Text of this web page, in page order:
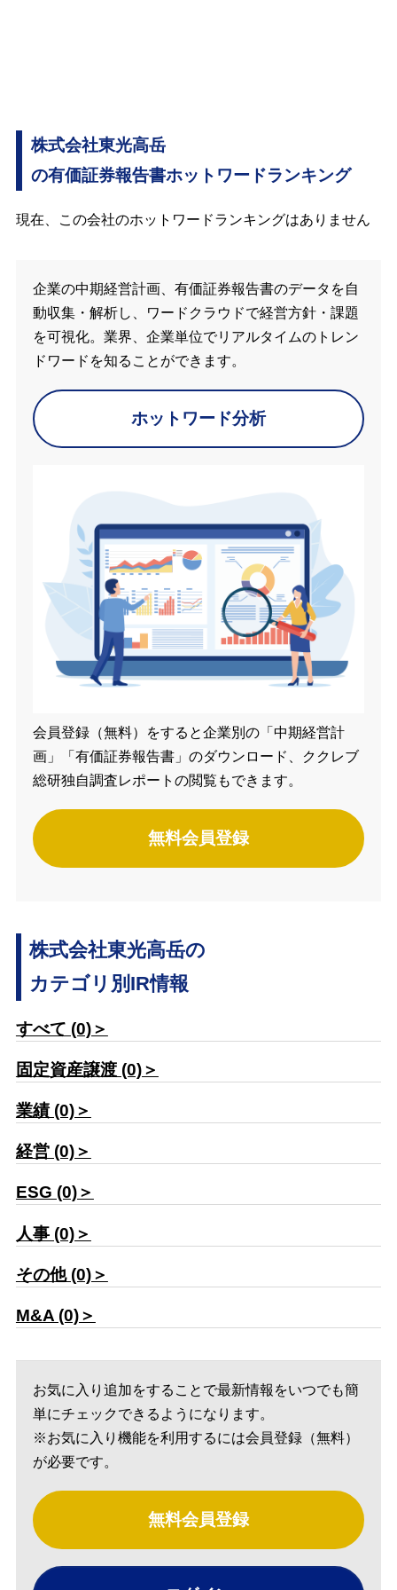
株式会社東光高岳
の有価証券報告書ホットワードランキング
現在、この会社のホットワードランキングはありません
企業の中期経営計画、有価証券報告書のデータを自
動収集・解析し、ワードクラウドで経営方針・課題
を可視化。業界、企業単位でリアルタイムのトレン
ドワードを知ることができます。
ホットワード分析
会員登録（無料）をすると企業別の「中期経営計
画」「有価証券報告書」のダウンロード、ククレブ
総研独自調査レポートの閲覧もできます。
無料会員登録
株式会社東光高岳の
カテゴリ別IR情報
すべて (0)＞
固定資産譲渡 (0)＞
業績 (0)＞
経営 (0)＞
ESG (0)＞
人事 (0)＞
その他 (0)＞
M&A (0)＞
お気に入り追加をすることで最新情報をいつでも簡
単にチェックできるようになります。
※お気に入り機能を利用するには会員登録（無料）
が必要です。
無料会員登録